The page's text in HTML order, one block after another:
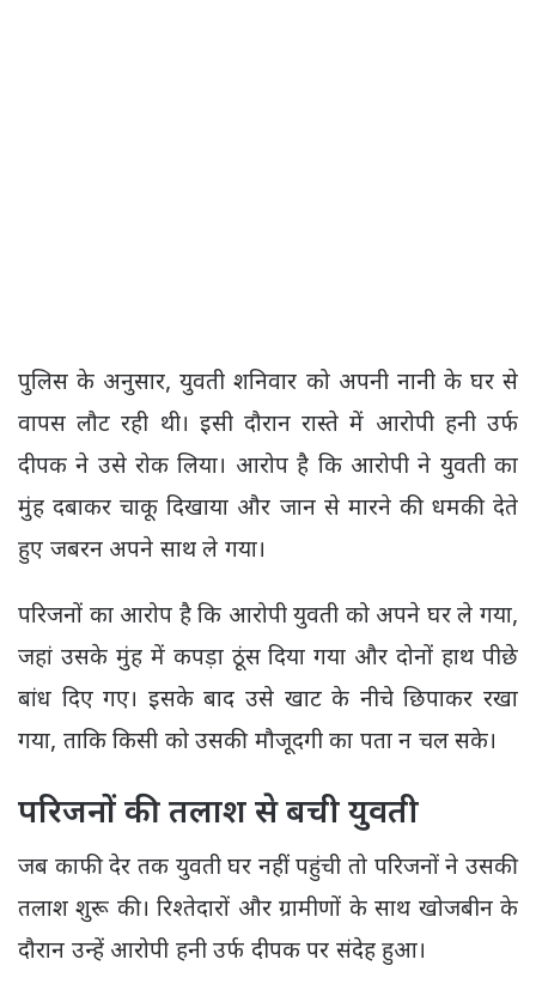
पुलिस के अनुसार, युवती शनिवार को अपनी नानी के घर से
वापस लौट रही थी। इसी दौरान रास्ते में आरोपी हनी उर्फ
दीपक ने उसे रोक लिया। आरोप है कि आरोपी ने युवती का
मुंह दबाकर चाकू दिखाया और जान से मारने की धमकी देते
हुए जबरन अपने साथ ले गया।
परिजनों का आरोप है कि आरोपी युवती को अपने घर ले गया,
जहां उसके मुंह में कपड़ा ठूंस दिया गया और दोनों हाथ पीछे
बांध दिए गए। इसके बाद उसे खाट के नीचे छिपाकर रखा
गया, ताकि किसी को उसकी मौजूदगी का पता न चल सके।
परिजनों की तलाश से बची युवती
जब काफी देर तक युवती घर नहीं पहुंची तो परिजनों ने उसकी
तलाश शुरू की। रिश्तेदारों और ग्रामीणों के साथ खोजबीन के
दौरान उन्हें आरोपी हनी उर्फ दीपक पर संदेह हुआ।